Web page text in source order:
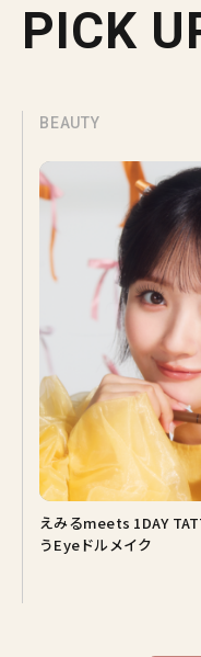
PICK
BEAUTY
えみるmeets 1DAY
うEyeドルメイク